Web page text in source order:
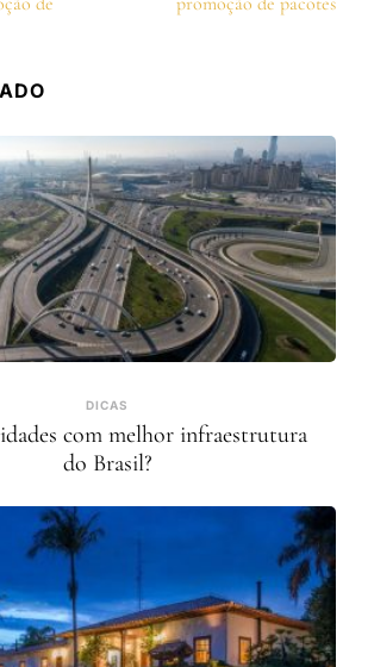
DICAS
com melhor infraestrutura
do Brasil?